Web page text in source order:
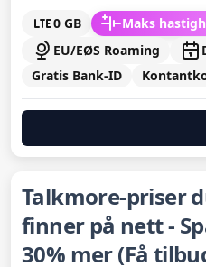
0 GB Maks
EU/EØS Roaming
Gratis Bank-ID
Talkmore-priser
finner på nett -
30% mer (Få